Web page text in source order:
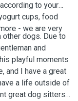
to your
cups, food
- we are very
dogs. Due to
and
playful moments
and I have a great
a life outside of
great dog sitters